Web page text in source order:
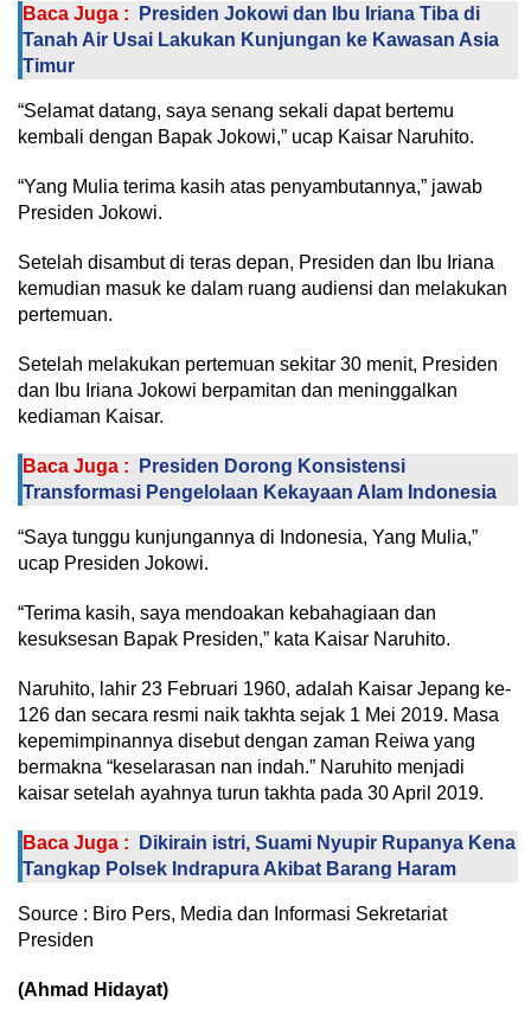
Baca Juga :
Presiden Jokowi dan Ibu Iriana Tiba di
Tanah Air Usai Lakukan Kunjungan ke Kawasan Asia
Timur
“Selamat datang, saya senang sekali dapat bertemu
kembali dengan Bapak Jokowi,” ucap Kaisar Naruhito.
“Yang Mulia terima kasih atas penyambutannya,” jawab
Presiden Jokowi.
Setelah disambut di teras depan, Presiden dan Ibu Iriana
kemudian masuk ke dalam ruang audiensi dan melakukan
pertemuan.
Setelah melakukan pertemuan sekitar 30 menit, Presiden
dan Ibu Iriana Jokowi berpamitan dan meninggalkan
kediaman Kaisar.
Baca Juga :
Presiden Dorong Konsistensi
Transformasi Pengelolaan Kekayaan Alam Indonesia
“Saya tunggu kunjungannya di Indonesia, Yang Mulia,”
ucap Presiden Jokowi.
“Terima kasih, saya mendoakan kebahagiaan dan
kesuksesan Bapak Presiden,” kata Kaisar Naruhito.
Naruhito, lahir 23 Februari 1960, adalah Kaisar Jepang ke-
126 dan secara resmi naik takhta sejak 1 Mei 2019. Masa
kepemimpinannya disebut dengan zaman Reiwa yang
bermakna “keselarasan nan indah.” Naruhito menjadi
kaisar setelah ayahnya turun takhta pada 30 April 2019.
Baca Juga :
Dikirain istri, Suami Nyupir Rupanya Kena
Tangkap Polsek Indrapura Akibat Barang Haram
Source : Biro Pers, Media dan Informasi Sekretariat
Presiden
(Ahmad Hidayat)